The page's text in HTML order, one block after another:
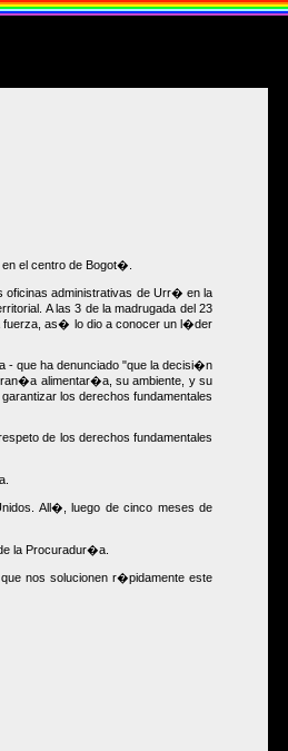
en el centro de Bogot�.
oficinas administrativas de Urr� en la
A las 3 de la madrugada del 23
fuerza, as� lo dio a conocer un l�der
- que ha denunciado "que la decisi�n
alimentar�a, su ambiente, y su
los derechos fundamentales
de los derechos fundamentales
All�, luego de cinco meses de
la Procuradur�a.
nos solucionen r�pidamente este